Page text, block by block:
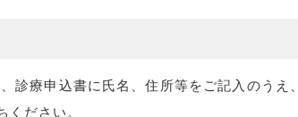
療申込書に氏名、住所等をご記入のうえ、
ださい。